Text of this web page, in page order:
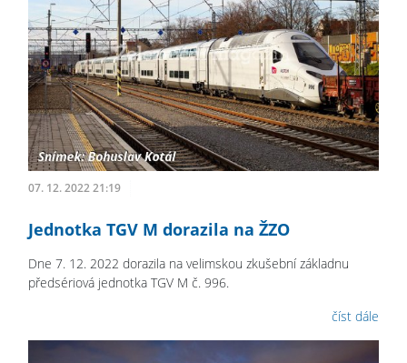
07. 12. 2022 21:19
Jednotka TGV M dorazila na ŽZO
Dne 7. 12. 2022 dorazila na velimskou zkušební základnu
předsériová jednotka TGV M č. 996.
číst dále